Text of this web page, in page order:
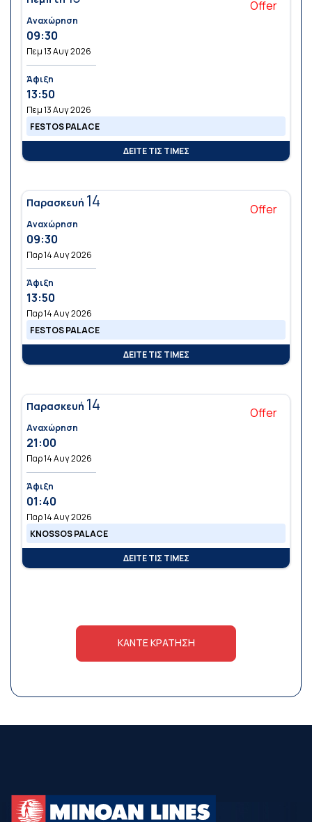
Offer
Αναχώρηση
09:30
Πεμ 13 Αυγ 2026
Άφιξη
13:50
Πεμ 13 Αυγ 2026
FESTOS PALACE
ΔΕΙΤΕ ΤΙΣ ΤΙΜΕΣ
Offer
Παρασκευή 14
Αναχώρηση
09:30
Παρ 14 Αυγ 2026
Άφιξη
13:50
Παρ 14 Αυγ 2026
FESTOS PALACE
ΔΕΙΤΕ ΤΙΣ ΤΙΜΕΣ
Offer
Παρασκευή 14
Αναχώρηση
21:00
Παρ 14 Αυγ 2026
Άφιξη
01:40
Παρ 14 Αυγ 2026
KNOSSOS PALACE
ΔΕΙΤΕ ΤΙΣ ΤΙΜΕΣ
ΚΆΝΤΕ ΚΡΆΤΗΣΗ